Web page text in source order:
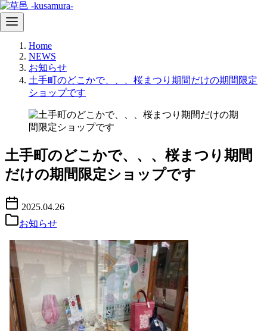
Home
NEWS
お知らせ
土手町のどこかで、、、桜まつり期間だけの期間限定
ショップです
土手町のどこかで、、、桜まつり期間
だけの期間限定ショップです
2025.04.26
お知らせ